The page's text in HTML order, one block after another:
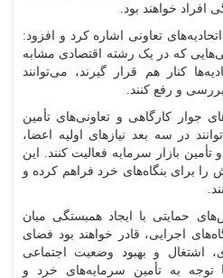
افراد خواهند بود.
تعاونی اشاره کرد و افزود:
که در یک رشته اقتصادی مشابه
کنار هم قرار گیرند، می‌توانند
و رفع کنند.
جوار کارگاهی و تعاونی‌های تأمین
در سه بعد نیاز‌های اولیه اعضا،
بازار سرمایه فعالیت کنند. این
را برای بنگاه‌های خرد فراهم کرده و
حمایتی با ایجاد همبستگی میان
اجرایی، قادر خواهند بود فضای
اشتغال و بهبود وضعیت اجتماعی
توجه به تأمین سرمایه‌های خرد و